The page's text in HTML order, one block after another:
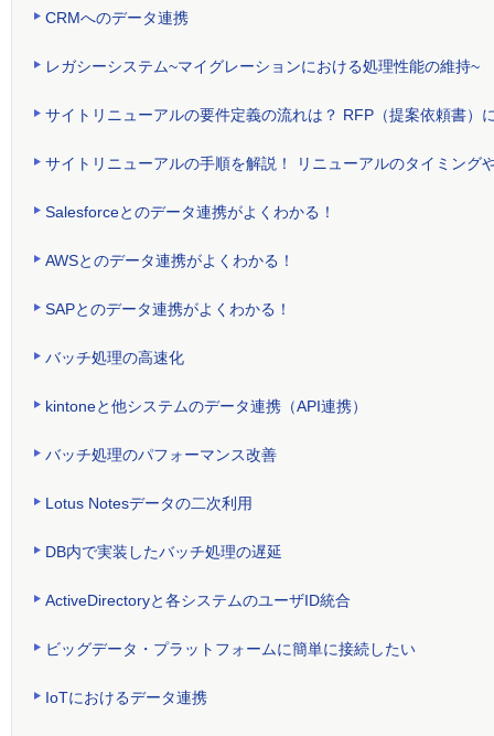
CRMへのデータ連携
レガシーシステム~マイグレーションにおける処理性能の維持~
サイトリニューアルの要件定義の流れは？ RFP（提案依頼書）
サイトリニューアルの手順を解説！ リニューアルのタイミング
Salesforceとのデータ連携がよくわかる！
AWSとのデータ連携がよくわかる！
SAPとのデータ連携がよくわかる！
バッチ処理の高速化
kintoneと他システムのデータ連携（API連携）
バッチ処理のパフォーマンス改善
Lotus Notesデータの二次利用
DB内で実装したバッチ処理の遅延
ActiveDirectoryと各システムのユーザID統合
ビッグデータ・プラットフォームに簡単に接続したい
IoTにおけるデータ連携